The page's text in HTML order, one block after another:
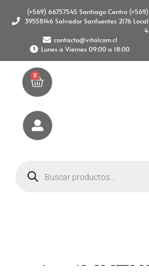
(+569) 66757545 Santiago Centro (+569)
39558146 Salvador Sanfuentes 2176 Local
4
contacto@vitalcom.cl
Lunes a Viernes 09:00 a 18:00
0